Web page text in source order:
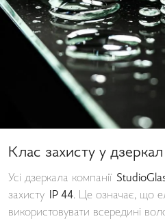
Клас захисту у
Усі дзеркала компанії
захисту IP 44. Це означає, що
використовувати всередині